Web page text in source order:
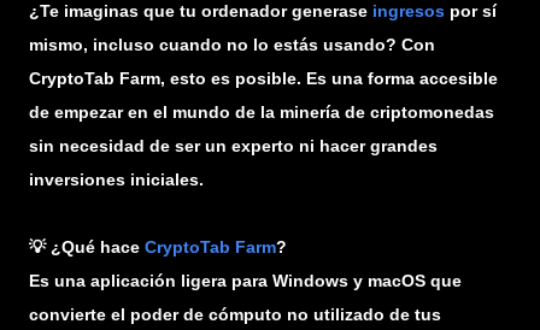
¿Te imaginas que tu ordenador generase ingresos por sí
mismo, incluso cuando no lo estás usando? Con
CryptoTab Farm, esto es posible. Es una forma accesible
de empezar en el mundo de la minería de criptomonedas
sin necesidad de ser un experto ni hacer grandes
inversiones iniciales.
💡 ¿Qué hace CryptoTab Farm?
Es una aplicación ligera para Windows y macOS que
convierte el poder de cómputo no utilizado de tus